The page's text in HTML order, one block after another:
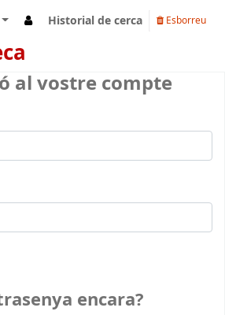
Historial de cerca Esborreu
al vostre compte
encara?